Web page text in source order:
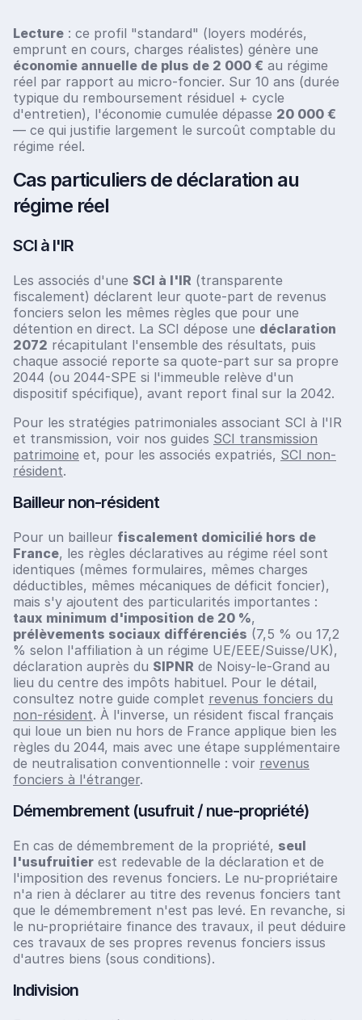
Lecture : ce profil "standard" (loyers modérés,
emprunt en cours, charges réalistes) génère une
économie annuelle de plus de 2 000 € au régime
réel par rapport au micro-foncier. Sur 10 ans (durée
typique du remboursement résiduel + cycle
d'entretien), l'économie cumulée dépasse 20 000 €
— ce qui justifie largement le surcoût comptable du
régime réel.
Cas particuliers de déclaration au
régime réel
SCI à l'IR
Les associés d'une SCI à l'IR (transparente
fiscalement) déclarent leur quote-part de revenus
fonciers selon les mêmes règles que pour une
détention en direct. La SCI dépose une déclaration
2072 récapitulant l'ensemble des résultats, puis
chaque associé reporte sa quote-part sur sa propre
2044 (ou 2044-SPE si l'immeuble relève d'un
dispositif spécifique), avant report final sur la 2042.
Pour les stratégies patrimoniales associant SCI à l'IR
et transmission, voir nos guides SCI transmission
patrimoine et, pour les associés expatriés, SCI non-
résident.
Bailleur non-résident
Pour un bailleur fiscalement domicilié hors de
France, les règles déclaratives au régime réel sont
identiques (mêmes formulaires, mêmes charges
déductibles, mêmes mécaniques de déficit foncier),
mais s'y ajoutent des particularités importantes :
taux minimum d'imposition de 20 %,
prélèvements sociaux différenciés (7,5 % ou 17,2
% selon l'affiliation à un régime UE/EEE/Suisse/UK),
déclaration auprès du SIPNR de Noisy-le-Grand au
lieu du centre des impôts habituel. Pour le détail,
consultez notre guide complet revenus fonciers du
non-résident. À l'inverse, un résident fiscal français
qui loue un bien nu hors de France applique bien les
règles du 2044, mais avec une étape supplémentaire
de neutralisation conventionnelle : voir revenus
fonciers à l'étranger.
Démembrement (usufruit / nue-propriété)
En cas de démembrement de la propriété, seul
l'usufruitier est redevable de la déclaration et de
l'imposition des revenus fonciers. Le nu-propriétaire
n'a rien à déclarer au titre des revenus fonciers tant
que le démembrement n'est pas levé. En revanche, si
le nu-propriétaire finance des travaux, il peut déduire
ces travaux de ses propres revenus fonciers issus
d'autres biens (sous conditions).
Indivision